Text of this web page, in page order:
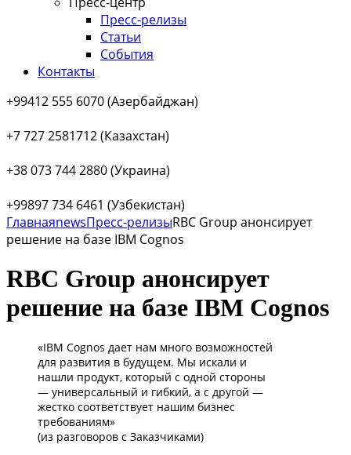
Пресс-релизы
Статьи
События
Контакты
+99412 555 6070 (Азербайджан)
+7 727 2581712 (Казахстан)
+38 073 744 2880 (Украина)
+99897 734 6461 (Узбекистан)
ГлавнаяnewsПресс-релизыRBC Group анонсирует
решение на базе IBM Cognos
RBC Group анонсирует
решение на базе IBM Cognos
«IBM Cognos дает нам много возможностей
для развития в будущем. Мы искали и
нашли продукт, который с одной стороны
— универсальный и гибкий, а с другой —
жестко соответствует нашим бизнес
требованиям»
(из разговоров с Заказчиками)